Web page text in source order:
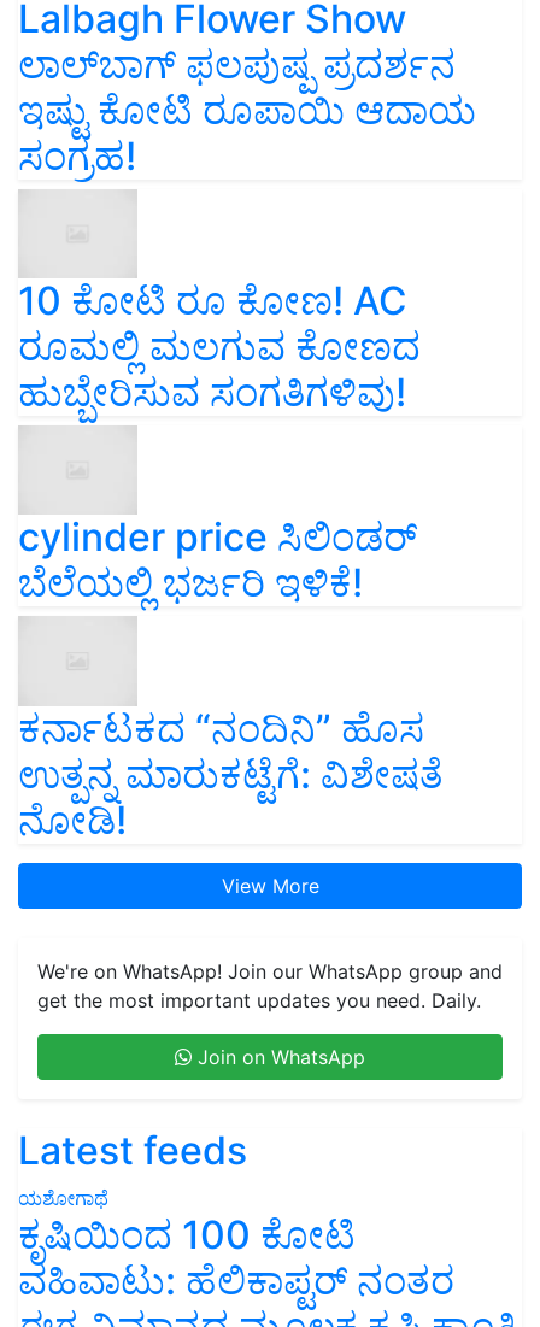
Lalbagh Flower Show
ಲಾಲ್‌ಬಾಗ್ ಫಲಪುಷ್ಪ ಪ್ರದರ್ಶನ
ಇಷ್ಟು ಕೋಟಿ ರೂಪಾಯಿ ಆದಾಯ
ಸಂಗ್ರಹ!
10 ಕೋಟಿ ರೂ ಕೋಣ! AC
ರೂಮಲ್ಲಿ ಮಲಗುವ ಕೋಣದ
ಹುಬ್ಬೇರಿಸುವ ಸಂಗತಿಗಳಿವು!
cylinder price ಸಿಲಿಂಡರ್‌
ಬೆಲೆಯಲ್ಲಿ ಭರ್ಜರಿ ಇಳಿಕೆ!
ಕರ್ನಾಟಕದ “ನಂದಿನಿ” ಹೊಸ
ಉತ್ಪನ್ನ ಮಾರುಕಟ್ಟೆಗೆ: ವಿಶೇಷತೆ
ನೋಡಿ!
View More
We're on WhatsApp! Join our WhatsApp group and
get the most important updates you need. Daily.
Join on WhatsApp
Latest feeds
ಯಶೋಗಾಥೆ
ಕೃಷಿಯಿಂದ 100 ಕೋಟಿ
ವಹಿವಾಟು: ಹೆಲಿಕಾಪ್ಟರ್ ನಂತರ